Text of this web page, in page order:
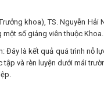
khoa), TS. Nguyễn Hải
một số giảng viên thuộc Khoa.
Đây là kết quả quá trình nỗ
và rèn luyện dưới mái